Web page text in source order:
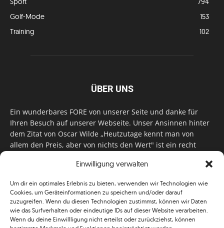
Einwilligung verwalten
Um dir ein optimales Erlebnis zu bieten, verwenden wir Technologien wie
Cookies, um Geräteinformationen zu speichern und/oder darauf
zuzugreifen. Wenn du diesen Technologien zustimmst, können wir Daten
wie das Surfverhalten oder eindeutige IDs auf dieser Website verarbeiten.
Wenn du deine Einwillligung nicht erteilst oder zurückziehst, können
Golf-Mode
153
Training
102
ÜBER UNS
Ein wunderbares FORE von unserer Seite und danke für
Ihren Besuch auf unserer Webseite. Unser Ansinnen hinter
dem Zitat von Oscar Wilde „Heutzutage kennt man von
allem den Preis, aber von nichts den Wert" ist ein recht
für Monat unser Bestes, um Sie mit außergewöhnlichen
zu versorgen. Im Magazin, auf unserer Website & auf
unseren Social Media Plattformen! Das verdient im
klassischen Wortsinn nicht nur Anerkennung!